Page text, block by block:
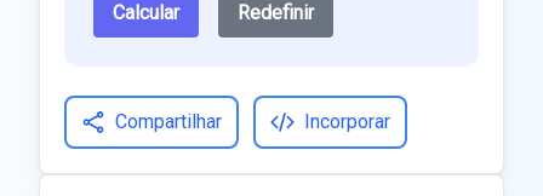
Calcular Redefinir
Compartilhar Incorporar